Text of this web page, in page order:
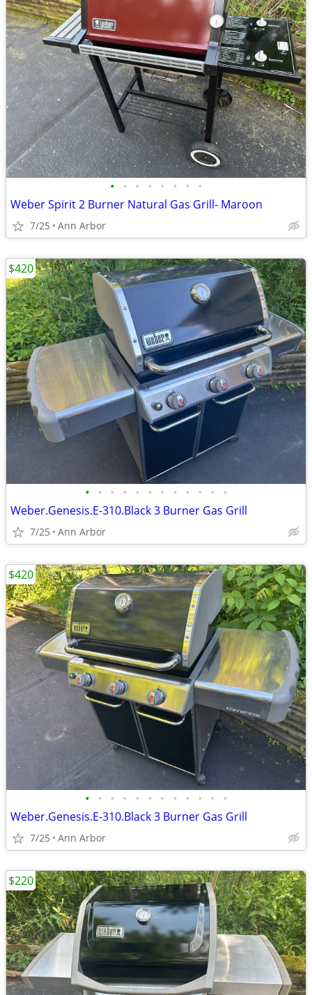
• • • • • • • •
Weber Spirit 2 Burner Natural Gas Grill- Maroon
7/25 Ann Arbor
• • • • • • • • • • • •
Weber.Genesis.E-310.Black 3 Burner Gas Grill
7/25 Ann Arbor
$420
• • • • • • • • • • • •
Weber.Genesis.E-310.Black 3 Burner Gas Grill
7/25 Ann Arbor
$420
$220